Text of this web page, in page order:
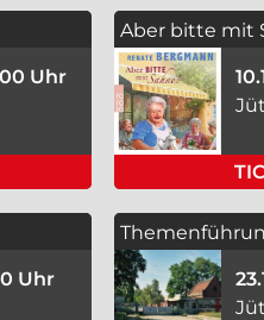
IN JÜTERBOG
Uhr
11.
Aber bitte mit
Uhr